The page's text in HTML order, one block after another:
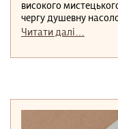
високого
чергу душевну
Читати далі…